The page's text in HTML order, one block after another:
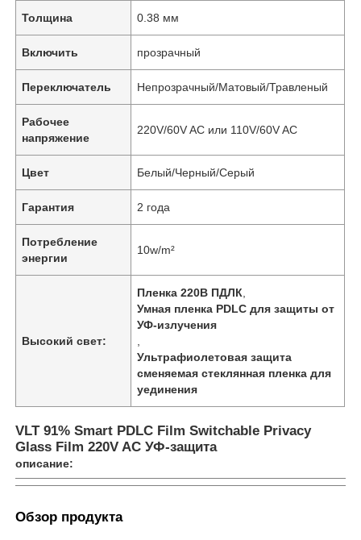
Главная страница
Продукция
Толщина 0.38 мм
Включить прозрачный
Переключатель Непрозрачный/Матовый/Травленый
Рабочее
напряжение
220V/60V AC или 110V/60V AC
Цвет Белый/Черный/Серый
Гарантия 2 года
Потребление
энергии
10w/m²
Высокий свет:
Пленка 220В ПДЛК
Умная пленка PDLC для защиты от
УФ-излучения
Ультрафиолетовая защита
сменяемая стеклянная пленка для
уединения
VLT 91% Smart PDLC Film Switchable Privacy
Glass Film 220V AC УФ-защита
описание:
Обзор продукта